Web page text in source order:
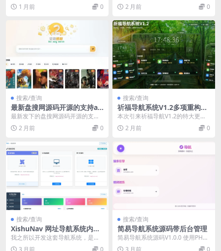
在卖卡密 开源一个 推荐宝塔部署
上传源码后...
1 月前 0
PHP版本等
增了AD功能和新的后台UI端 更新
内容： 1...
2 月前 0
搜索/查询
最新盘搜网源码开源的支持ap
i接口多种网盘
最新发下的盘搜网源码开源的支持a
pi接口多种网盘 – **自动化链接洗
白**：已...
2 月前 0
搜索/查询
祈福导航系统V1.2多项重构更
新优化控制逻辑和前台UI
本次引来祈福导航V1.2的特大更新
集中修复了最近出现的众多问题，
比如前台排序、...
2 月前 0
搜索/查询
XishuNav 网址导航系统内测
版1.0
我之所以开发这套导航系统，是因
为经历过 ASP 建站时代，深知传统
3 月前 0
搜索/查询
简易导航系统源码带后台管理
简易导航系统源码V1.0.0 使用PHP+
JSON储存，无数据库依赖 且增加后
3 月前 0